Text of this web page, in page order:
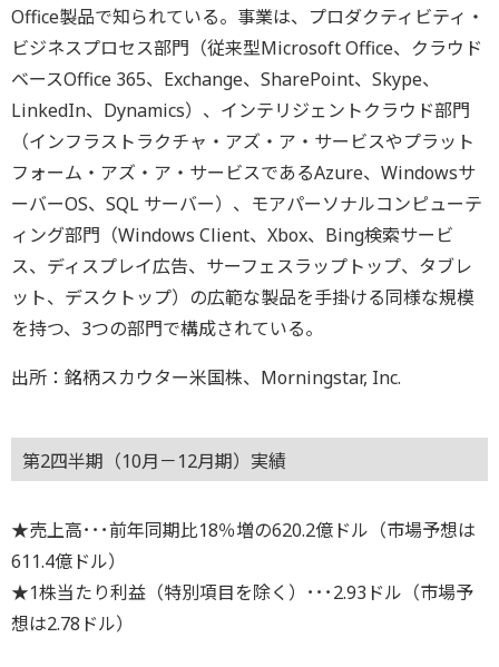
Office製品で知られている。事業は、プロダクティビティ・
ビジネスプロセス部門（従来型Microsoft Office、クラウド
ベースOffice 365、Exchange、SharePoint、Skype、
LinkedIn、Dynamics）、インテリジェントクラウド部門
（インフラストラクチャ・アズ・ア・サービスやプラット
フォーム・アズ・ア・サービスであるAzure、Windowsサ
ーバーOS、SQL サーバー）、モアパーソナルコンピューテ
ィング部門（Windows Client、Xbox、Bing検索サービ
ス、ディスプレイ広告、サーフェスラップトップ、タブレ
ット、デスクトップ）の広範な製品を手掛ける同様な規模
を持つ、3つの部門で構成されている。
出所：銘柄スカウター米国株、Morningstar, Inc.
第2四半期（10月－12月期）実績
★売上高･･･前年同期比18％増の620.2億ドル（市場予想は
611.4億ドル）
★1株当たり利益（特別項目を除く）･･･2.93ドル（市場予
想は2.78ドル）